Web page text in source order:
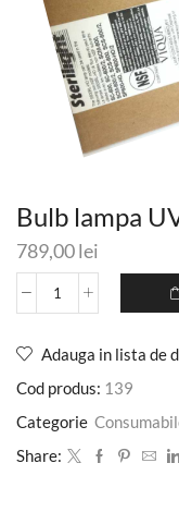
Bulb lampa
789,00lei
Adauga in lista de
Cod produs: 139
Categorie
Share: